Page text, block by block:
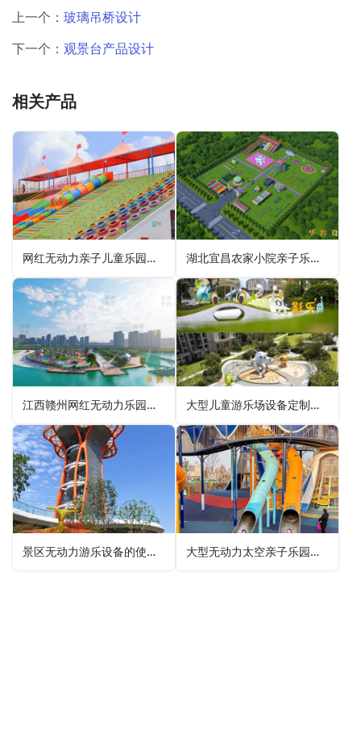
上一个： 玻璃吊桥设计
下一个： 观景台产品设计
相关产品
网红无动力亲子儿童乐园（彩虹乐园）赏析 湖北宜昌农家小院亲子乐园规划设计效果图
江西赣州网红无动力乐园规划设计效果图 大型儿童游乐场设备定制景区公园无动力乐园赏析
景区无动力游乐设备的使用寿命受哪些因素影响？ 大型无动力太空亲子乐园欣赏